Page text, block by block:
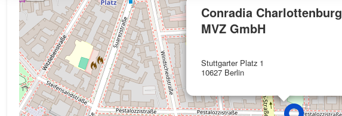
Conradia Charlottenburg
MVZ GmbH
Stuttgarter Platz 1
10627 Berlin
Verwendung von Profilen zur Auswahl personalisierter Werbung
Erstellung von Profilen zur Personalisierung von Inhalten
Verwendung von Profilen zur Auswahl personalisierter Inhalte
Messung der Werbeleistung